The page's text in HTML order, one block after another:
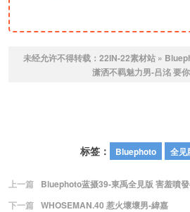
未经允许不得转载： 22IN-22素材站»
潇洒不羁魅力男-吕洺 要
标签： Bluephoto 全见
上一篇
Bluephoto蓝摄39-東禹全見版 害羞噴
下一篇 WHOSEMAN.40 惹火壞壞男-緯嘉